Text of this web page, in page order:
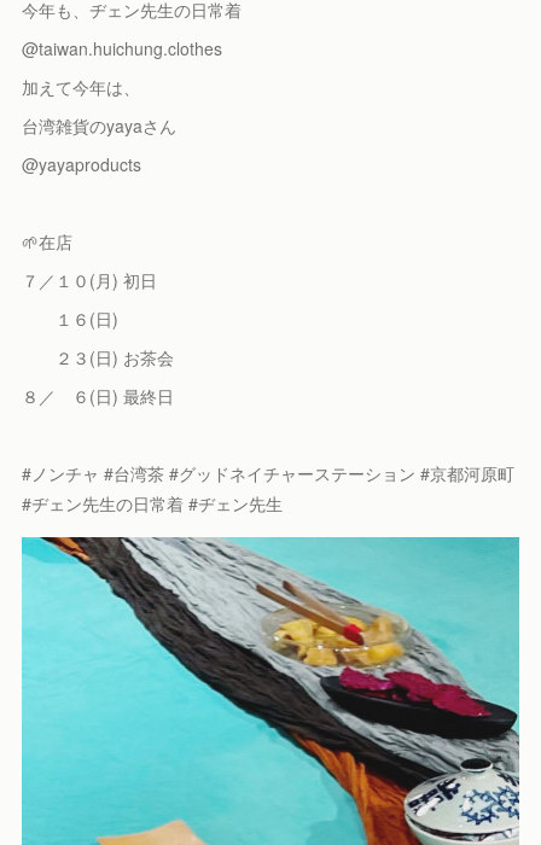
今年も、ヂェン先生の日常着
@taiwan.huichung.clothes
加えて今年は、
台湾雑貨のyayaさん
@yayaproducts
🌱在店
７／１０(月) 初日
１６(日)
２３(日) お茶会
８／ ６(日) 最終日
#ノンチャ #台湾茶 #グッドネイチャーステーション #京都河原町
#ヂェン先生の日常着 #ヂェン先生